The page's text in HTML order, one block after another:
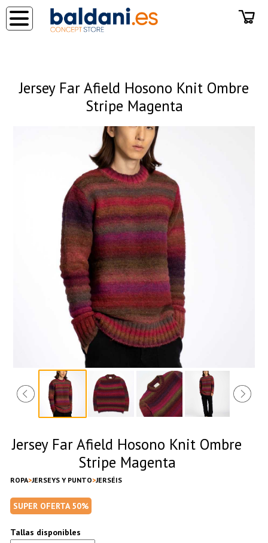
Jersey Far Afield Hosono Knit Ombre
Stripe Magenta
Jersey Far Afield Hosono Knit Ombre
Stripe Magenta
ROPA JERSEYS Y PUNTO JERSÉIS
SUPER OFERTA 50%
Tallas disponibles